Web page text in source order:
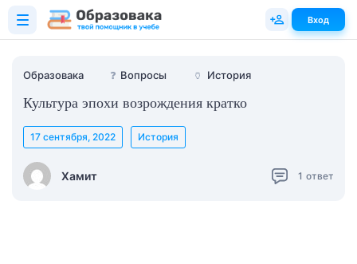
Образовака ❓ Вопросы 🏺 История
Культура эпохи возрождения кратко
Хамит
17 сентября, 2022 История
1 ответ
Вход